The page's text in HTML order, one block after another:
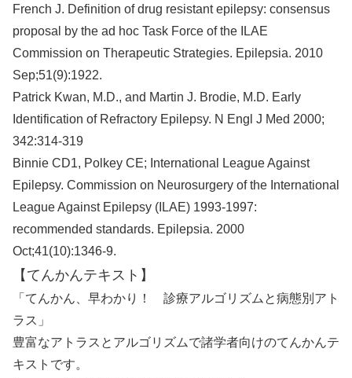
French J. Definition of drug resistant epilepsy: consensus
proposal by the ad hoc Task Force of the ILAE
Commission on Therapeutic Strategies. Epilepsia. 2010
Sep;51(9):1922.
Patrick Kwan, M.D., and Martin J. Brodie, M.D. Early
Identification of Refractory Epilepsy. N Engl J Med 2000;
342:314-319
Binnie CD1, Polkey CE; International League Against
Epilepsy. Commission on Neurosurgery of the International
League Against Epilepsy (ILAE) 1993-1997:
recommended standards. Epilepsia. 2000
Oct;41(10):1346-9.
【てんかんテキスト】
「てんかん、早わかり！ 診療アルゴリズムと病態別アト
ラス」
豊富なアトラスとアルゴリズムで諸学者向けのてんかんテ
キストです。